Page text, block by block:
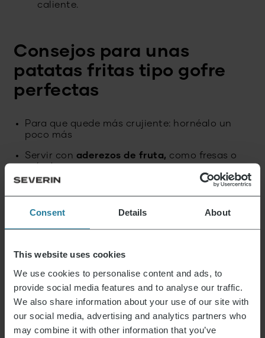
Consent Details About
This website uses cookies
We use cookies to personalise content and ads, to
provide social media features and to analyse our traffic.
We also share information about your use of our site with
our social media, advertising and analytics partners who
may combine it with other information that you’ve
caliente.
Consejos para unas
patatas fritas tipo gofre
perfectas
Para que quede más crujiente: hornéalo un
poco más
Servir con aderezos de fruta, como fresas o
adórnalo consalsa de chocolate o caramelo
una máquina para hacer patatas fritas tipo
Esto es lo que representamos.